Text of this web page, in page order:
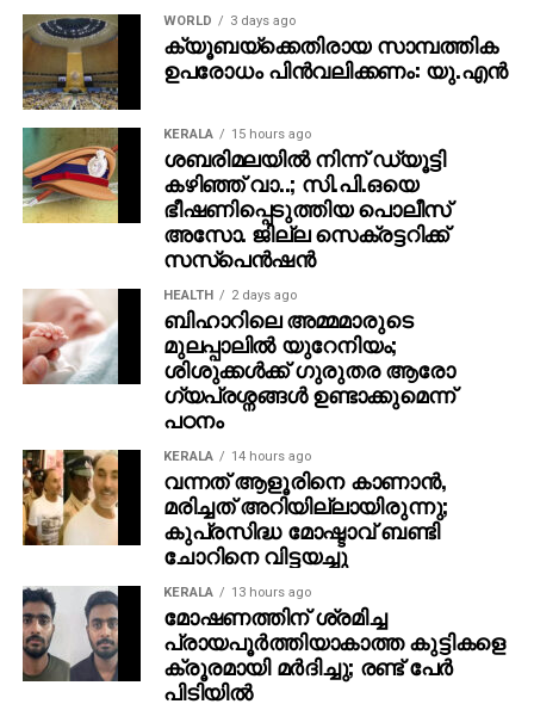
WORLD 3 days ago
ക്യൂബയ്ക്കെതിരായ സാമ്പത്തിക
ഉപരോധം പിന്‍വലിക്കണം: യു.എന്‍
KERALA 15 hours ago
ശബരിമലയില്‍ നിന്ന് ഡ്യൂട്ടി
കഴിഞ്ഞ് വാ..; സി.പി.ഒയെ
ഭീഷണിപ്പെടുത്തിയ പൊലീസ്
അസോ. ജില്ല സെക്രട്ടറിക്ക്
സസ്‌പെന്‍ഷന്‍
HEALTH 2 days ago
ബിഹാറിലെ അമ്മമാരുടെ
മുലപ്പാലിൽ യുറേനിയം;
ശിശുക്കൾക്ക് ​ഗുരുതര ആരോ​
ഗ്യപ്രശ്നങ്ങൾ ഉണ്ടാക്കുമെന്ന്
പഠനം
KERALA 14 hours ago
വന്നത് ആളൂരിനെ കാണാന്‍,
മരിച്ചത് അറിയില്ലായിരുന്നു;
കുപ്രസിദ്ധ മോഷ്ടാവ് ബണ്ടി
ചോറിനെ വിട്ടയച്ചു
KERALA 13 hours ago
മോഷണത്തിന് ശ്രമിച്ച
പ്രായപൂര്‍ത്തിയാകാത്ത കുട്ടികളെ
ക്രൂരമായി മര്‍ദിച്ചു; രണ്ട് പേര്‍
പിടിയില്‍